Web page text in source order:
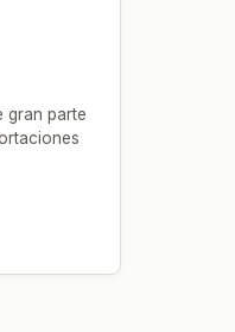
gran parte